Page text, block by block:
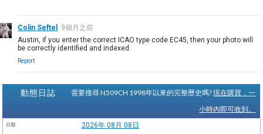
Colin Seftel
9個月之前
Austin, if you enter the correct ICAO type code EC45, then your photo will
be correctly identified and indexed.
Report
動態日誌 需要搜尋 N509CH 1998年以來的完整歷史嗎?現在購買，一
小時內即可收到。
日期 2026年 08月 08日